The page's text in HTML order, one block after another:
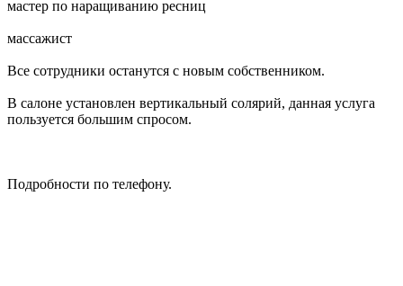
мастер по наращиванию ресниц
массажист
Все сотрудники останутся с новым собственником.
В салоне установлен вертикальный солярий, данная услуга
пользуется большим спросом.
Подробности по телефону.